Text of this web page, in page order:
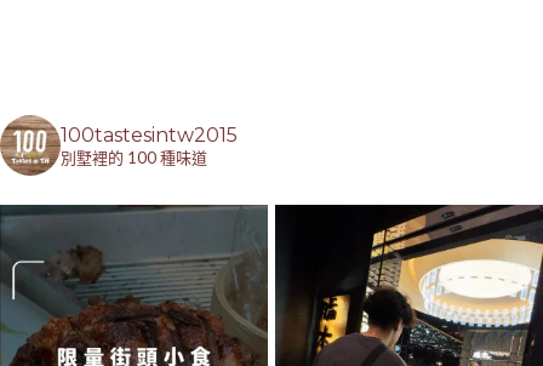
100tastesintw2015
別墅裡的 100 種味道